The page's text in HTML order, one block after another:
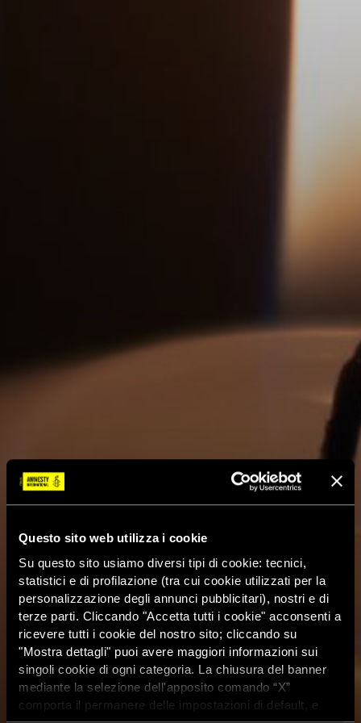
Questo sito web utilizza i cookie
Su questo sito usiamo diversi tipi di cookie: tecnici,
statistici e di profilazione (tra cui cookie utilizzati per la
personalizzazione degli annunci pubblicitari), nostri e di
terze parti. Cliccando "Accetta tutti i cookie" acconsenti a
ricevere tutti i cookie del nostro sito; cliccando su
"Mostra dettagli" puoi avere maggiori informazioni sui
singoli cookie di ogni categoria. La chiusura del banner
mediante la selezione dell'apposito comando “X”
comporta il permanere delle impostazioni di default, e